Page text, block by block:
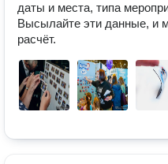
даты и места, типа
Высылайте эти данные, и
расчёт.